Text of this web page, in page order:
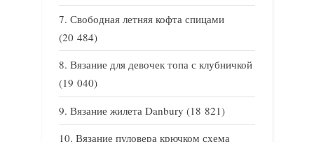
Свободная летняя кофта спицами
(20 484)
Вязание для девочек топа с клубничкой
(19 040)
Вязание жилета Danbury (18 821)
Вязание пуловера крючком схема